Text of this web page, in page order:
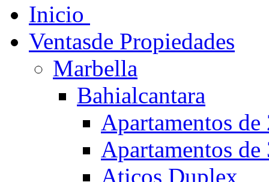
Inicio
Ventasde Propiedades
Marbella
Bahialcantara
Apartamentos
Apartamentos
Aticos Duplex